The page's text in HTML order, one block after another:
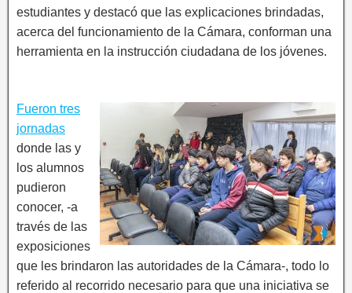
estudiantes y destacó que las explicaciones brindadas,
acerca del funcionamiento de la Cámara, conforman una
herramienta en la instrucción ciudadana de los jóvenes.
Fueron tres
jornadas
donde las y
los alumnos
pudieron
conocer, -a
través de las
exposiciones
que les brindaron las autoridades de la Cámara-, todo lo
referido al recorrido necesario para que una iniciativa se